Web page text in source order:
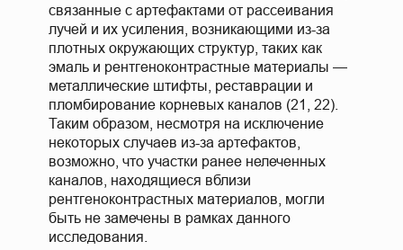
связанные с артефактами от рассеивания
лучей и их усиления, возникающими из-за
плотных окружающих структур, таких как
эмаль и рентгеноконтрастные материалы —
металлические штифты, реставрации и
пломбирование корневых каналов (21, 22).
Таким образом, несмотря на исключение
некоторых случаев из-за артефактов,
возможно, что участки ранее нелеченных
каналов, находящиеся вблизи
рентгеноконтрастных материалов, могли
быть не замечены в рамках данного
исследования.